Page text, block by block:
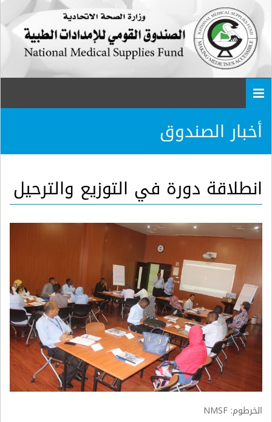
أخبار الصندوق
انطلاقة دورة في التوزيع والترحيل
الخرطوم: NMSF